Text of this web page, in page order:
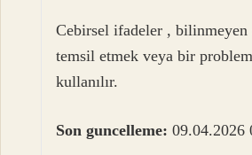
Cebirsel ifadeler , bilinmeyen
temsil etmek veya bir
kullanılır.
Son guncelleme: 09.04.2026